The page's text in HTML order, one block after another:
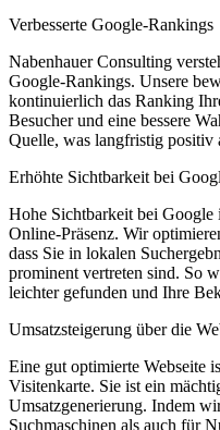
Verbesserte Google-Rankings
Nabenhauer Consulting
Google-Rankings. Unsere
kontinuierlich das Ranking
Besucher und eine bessere
Quelle, was langfristig
Erhöhte Sichtbarkeit bei
Hohe Sichtbarkeit bei
Online-Präsenz. Wir
dass Sie in lokalen
prominent vertreten sind. So
leichter gefunden und Ihre
Umsatzsteigerung über die
Eine gut optimierte Webseite
Visitenkarte. Sie ist ein
Umsatzgenerierung. Indem
Suchmaschinen als auch für